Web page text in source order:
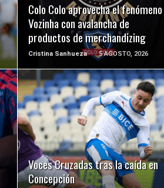
Colo Colo aprovecha el fenómeno
Vozinha con avalancha de
productos de merchandizing
Cristina Sanhueza 5 AGOSTO, 2026
Voces Cruzadas tras la caída en
Concepción
LEER MÁS